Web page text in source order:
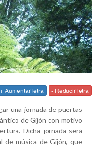
+ Aumentar letra - Reducir letra
una jornada de puertas
de Gijón con motivo
Dicha jornada será
de música de Gijón, que